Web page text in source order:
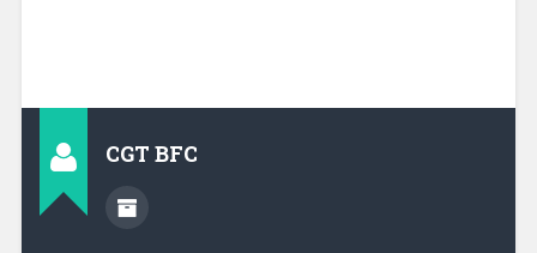
CGT BFC